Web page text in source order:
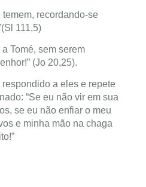
recordando-se
111,5)
Tomé, sem serem
(Jo 20,25).
a eles e repete
“Se eu não vir em sua
se eu não enfiar o meu
e minha mão na chaga